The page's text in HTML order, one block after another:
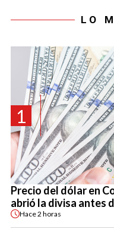
LO
1
Precio del dólar en
abrió la divisa antes
Hace2 horas